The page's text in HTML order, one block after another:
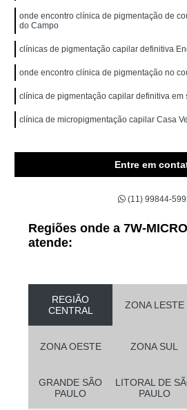
onde encontro clínica de pigmentação de
do Campo
clínicas de pigmentação capilar definitiva
onde encontro clínica de pigmentação no
clínica de pigmentação capilar definitiva em
clínica de micropigmentação capilar Casa
Entre em
(11) 99844-
Regiões onde a 7W-
atende:
REGIÃO
CENTRAL
ZONA LESTE
ZONA OESTE ZONA SUL
GRANDE SÃO
PAULO
LITORAL DE
PAULO